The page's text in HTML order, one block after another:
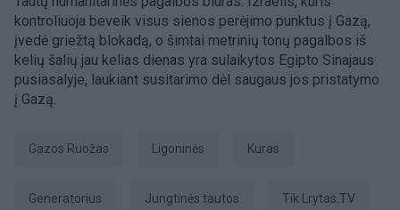
kontroliuoja beveik visus sienos perėjimo punktus į Gazą,
įvedė griežtą blokadą, o šimtai metrinių tonų pagalbos iš
kelių šalių jau kelias dienas yra sulaikytos Egipto Sinajaus
pusiasalyje, laukiant susitarimo dėl saugaus jos pristatymo
į Gazą.
Gazos Ruožas ligoninės kuras
generatorius Jungtinės tautos tik Lrytas.TV